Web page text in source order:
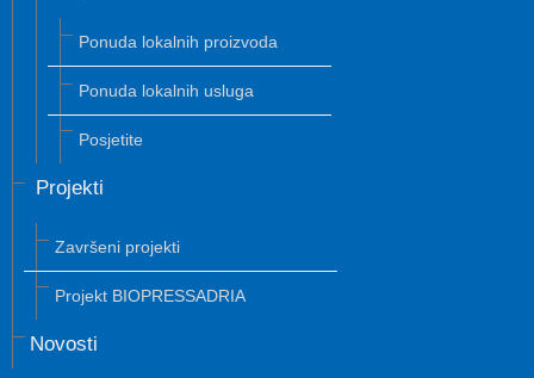
Ponuda lokalnih proizvoda
Ponuda lokalnih usluga
Posjetite
Projekti
Završeni projekti
Projekt BIOPRESSADRIA
Novosti